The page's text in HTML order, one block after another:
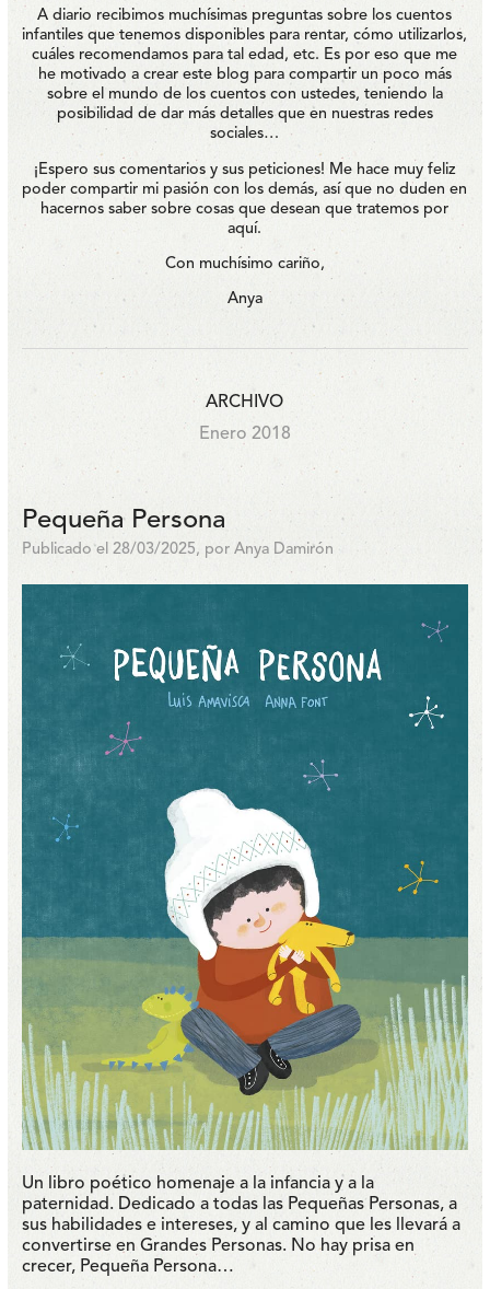
A diario recibimos muchísimas preguntas sobre los cuentos
infantiles que tenemos disponibles para rentar, cómo utilizarlos,
cuáles recomendamos para tal edad, etc. Es por eso que me
he motivado a crear este blog para compartir un poco más
sobre el mundo de los cuentos con ustedes, teniendo la
posibilidad de dar más detalles que en nuestras redes
sociales…
¡Espero sus comentarios y sus peticiones! Me hace muy feliz
poder compartir mi pasión con los demás, así que no duden en
hacernos saber sobre cosas que desean que tratemos por
aquí.
Con muchísimo cariño,
Anya
ARCHIVO
Enero 2018
Pequeña Persona
Publicado el 28/03/2025, por Anya Damirón
Un libro poético homenaje a la infancia y a la
paternidad. Dedicado a todas las Pequeñas Personas, a
sus habilidades e intereses, y al camino que les llevará a
convertirse en Grandes Personas. No hay prisa en
crecer, Pequeña Persona…